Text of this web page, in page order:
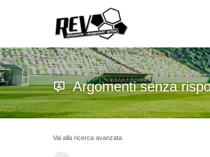
Argomenti senza
Vai alla ricerca avanzata